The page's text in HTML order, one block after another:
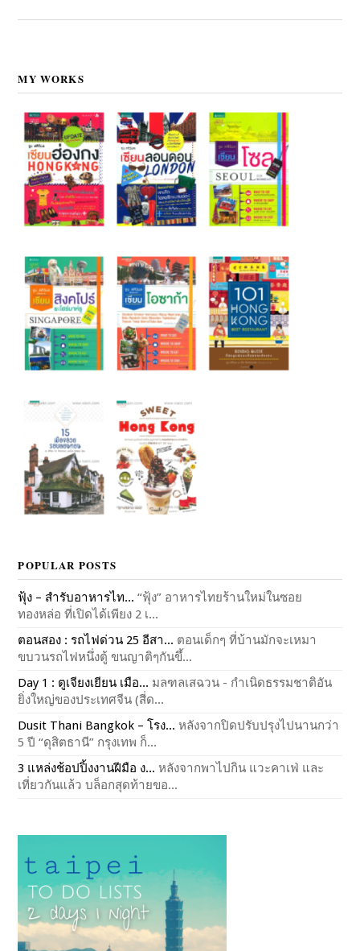
MY WORKS
POPULAR POSTS
ฟุ้ง – สำรับอาหารไท... “ฟุ้ง” อาหารไทยร้านใหม่ในซอย
ทองหล่อ ที่เปิดได้เพียง 2 เ...
ตอนสอง : รถไฟด่วน 25 อีสา... ตอนเด็กๆ ที่บ้านมักจะเหมา
ขบวนรถไฟหนึ่งตู้ ขนญาติๆกันขึ้...
Day 1 : ตูเจียงเยียน เมือ... มลฑลเสฉวน - กำเนิดธรรมชาติอัน
ยิ่งใหญ่ของประเทศจีน (สี่ด...
Dusit Thani Bangkok – โรง... หลังจากปิดปรับปรุงไปนานกว่า
5 ปี “ดุสิตธานี” กรุงเทพ ก็...
3 แหล่งช้อปปิ้งงานฝีมือ ง... หลังจากพาไปกิน แวะคาเฟ่ และ
เที่ยวกันแล้ว บล็อกสุดท้ายขอ...